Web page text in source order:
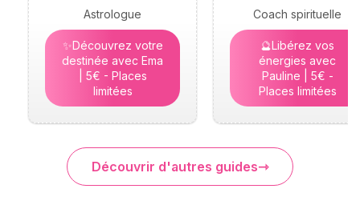
Astrologue
✨Découvrez votre
destinée avec Ema
| 5€ - Places
limitées
Coach spirituelle
🔮Libérez vos
énergies avec
Pauline | 5€ -
Places limitées
Découvrir d'autres guides